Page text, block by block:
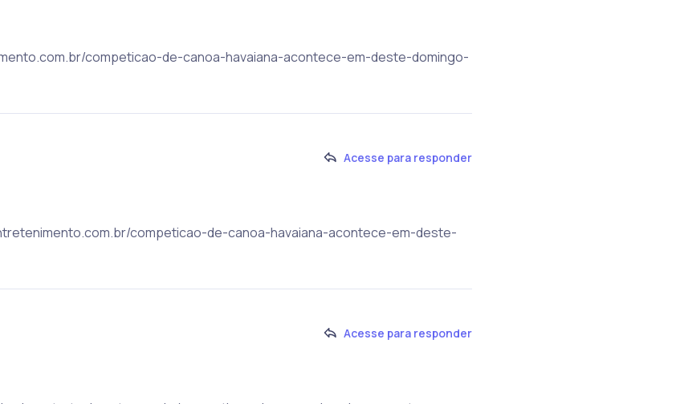
competicao-de-canoa-havaiana-acontece-em-deste-domingo-
Acesse para responder
competicao-de-canoa-havaiana-acontece-em-deste-
Acesse para responder